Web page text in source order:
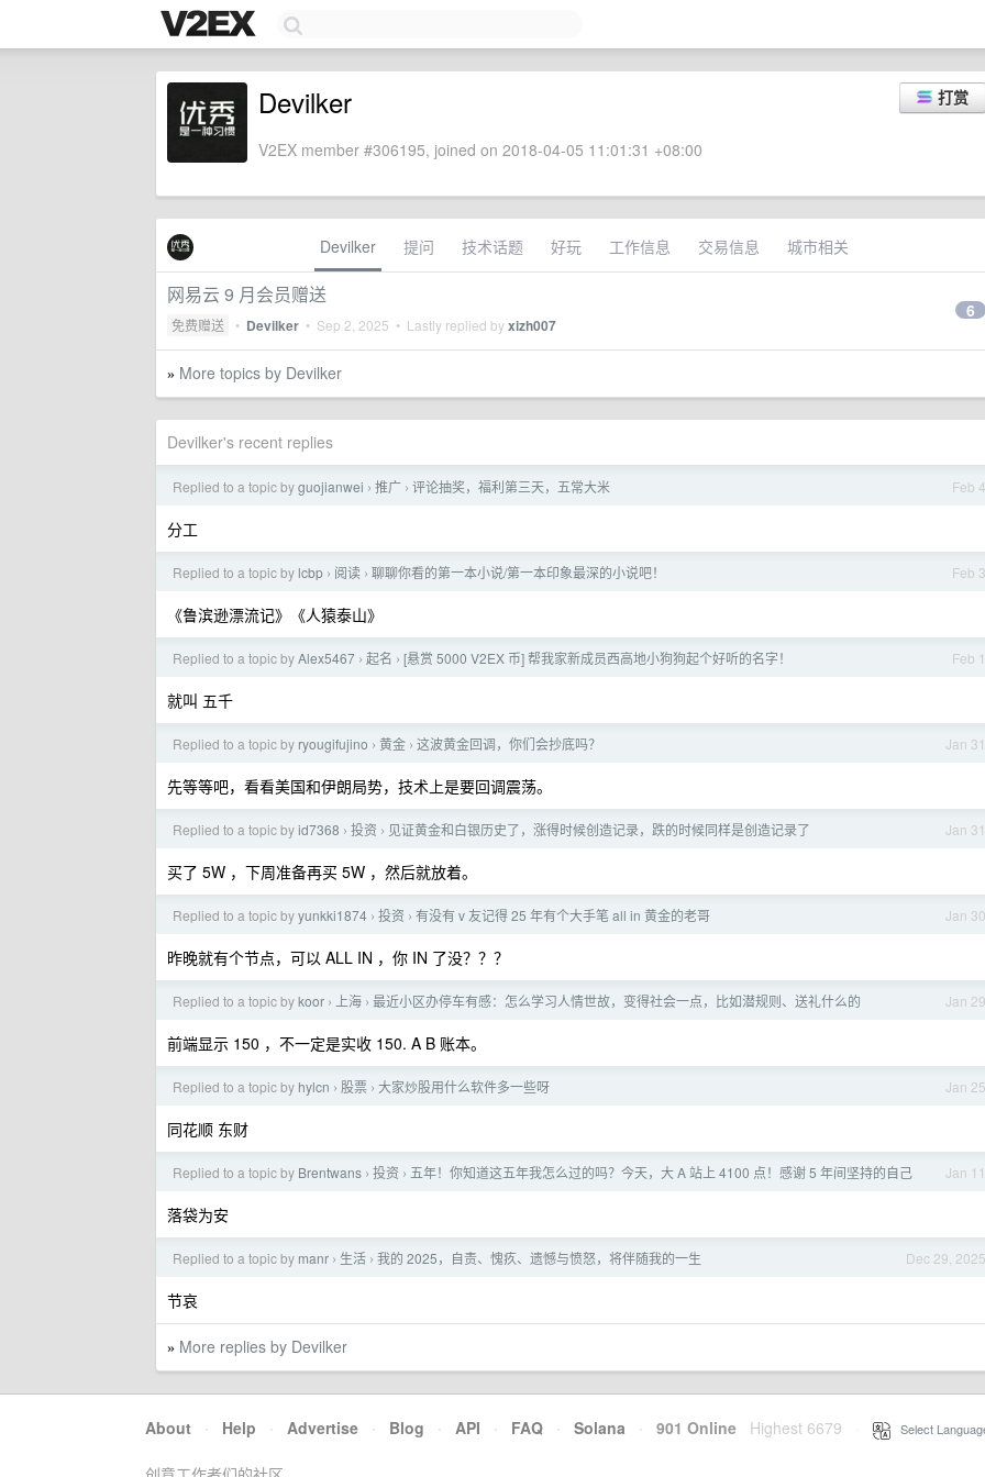
打赏
Devilker
V2EX member #306195, joined on 2018-04-05 11:01:31 +08:00
Devilker 提问 技术话题 好玩 工作信息 交易信息 城市相关
网易云 9 月会员赠送
免费赠送 • Devilker • Sep 2, 2025 • Lastly replied byxizh007
6
» More topics by Devilker
Devilker's recent replies
Feb 4
Replied to a topic byguojianwei › 推广 › 评论抽奖，福利第三天，五常大米
分工
Feb 3
Replied to a topic by lcbp › 阅读 › 聊聊你看的第一本小说/第一本印象最深的小说吧！
《鲁滨逊漂流记》《人猿泰山》
Feb 1
Replied to a topic byAlex5467 › 起名 › [悬赏 5000 V2EX 币] 帮我家新成员西高地小狗狗起个好听的名字！
就叫 五千
Jan 31
Replied to a topic by ryougifujino › 黄金 › 这波黄金回调，你们会抄底吗？
先等等吧，看看美国和伊朗局势，技术上是要回调震荡。
Jan 31
Replied to a topic byid7368 › 投资 › 见证黄金和白银历史了，涨得时候创造记录，跌的时候同样是创造记录了
买了 5W ，下周准备再买 5W ，然后就放着。
Jan 30
Replied to a topic byyunkki1874 › 投资 › 有没有 v 友记得 25 年有个大手笔 all in 黄金的老哥
昨晚就有个节点，可以 ALL IN ，你 IN 了没？？？
Jan 29
Replied to a topic bykoor › 上海 › 最近小区办停车有感：怎么学习人情世故，变得社会一点，比如潜规则、送礼什么的
前端显示 150 ，不一定是实收 150. A B 账本。
Jan 25
Replied to a topic by hylcn › 股票 › 大家炒股用什么软件多一些呀
同花顺 东财
Jan 11
Replied to a topic by Brentwans › 投资 › 五年！你知道这五年我怎么过的吗？今天，大 A 站上 4100 点！感谢 5 年间坚持的自己
落袋为安
Dec 29, 2025
Replied to a topic by manr › 生活 › 我的 2025，自责、愧疚、遗憾与愤怒，将伴随我的一生
节哀
» More replies by Devilker
About · Help · Advertise · Blog · API · FAQ · Solana · 901 Online Highest 6679 Select